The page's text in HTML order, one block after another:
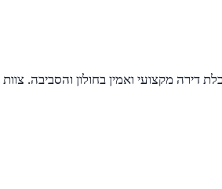
דירה מקצועי ואמין בחולון והסביבה.